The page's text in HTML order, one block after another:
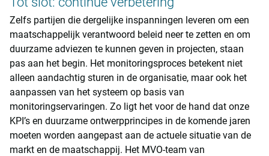
Zelfs partijen die dergelijke inspanningen leveren om een
maatschappelijk verantwoord beleid neer te zetten en om
duurzame adviezen te kunnen geven in projecten, staan
pas aan het begin. Het monitoringsproces betekent niet
alleen aandachtig sturen in de organisatie, maar ook het
aanpassen van het systeem op basis van
monitoringservaringen. Zo ligt het voor de hand dat onze
KPI’s en duurzame ontwerpprincipes in de komende jaren
moeten worden aangepast aan de actuele situatie van de
markt en de maatschappij. Het MVO-team van